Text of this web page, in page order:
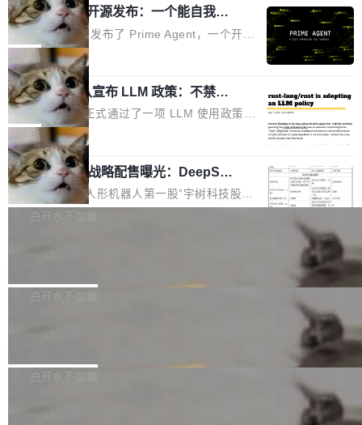
（OHDD：OpenHarmony Hardware Develope
r Day）将在杭州启航。活动面向智能硬件产业
链企业和开发者，邀请行业专家与资深技术顾
问，围绕开源鸿蒙技术能力、设备适配、芯片适
配、功耗与稳定性调优、兼容性测评及统一互联
等内容展开系统讲解和实战交流，帮助企业进一
步了解开源鸿蒙在智能...
障无法工作。Pages、Copilot code review、C
opilot coding agent 全部受影响。从检测到完全
恢复，大约 12 小时。 这是 2026 年 8 月的第六
起事故，其中四起与 AI/Copilot 服务相关。 Git
Hub 员工 kdaigle 在 HN 讨论中贴出了一组数
据：2025 年全年 10 亿次 commit。现在，每周
2.75 亿次，全年预计 140 亿次。GitHub...
Prime Agent 开源发布：一个能自我改
进的编程 Agent，ARC-AGI 3 超越人类
专家基线
Prime Intellect 发布了 Prime Agent，一个开源
的编程 Agent Harness，核心设计围绕两个抽
象：Recursive Language Model（RLM）和 C
ontinual Harness。在 ARC-AGI 3 基准测试
上，Prime Agent + Opus 5 的组合达到了 95.
5% RHAE Best@1，超过了 ARC 报告的人类专
家基线 95.4%。 不是又一个 coding agent 包装
器 Prime Agent 的架构和市面上大多数 coding
agent 有本质区别。大多数 agent harness 的设
计是基于早期模型的能力—...
局
Rust 项目团队宣布 LLM 政策：不禁
止，但你要承认哪些代码不是你写的
Rust 语言项目正式通过了一项 LLM 使用政策，
覆盖 rust-lang/rust 单一仓库的代码贡献。这不
是项目级别的官方立场，目前由五个团队采纳，
但它可能是主流开源项目中关于 AI 辅助贡献最
细致的一份规则。 政策的核心只有一句话：LLM
可以用来分析、提炼、审阅、建议，但不能用来
不得生成涉及安全性的关键变更，除非作者本身
局
宇树科技 IPO 战略配售曝光：DeepSe
ek 获配 93.3 万股，锁定 36 个月
8月6日晚间，“人形机器人第一股”宇树科技股份
有限公司披露IPO发行价格及战略配售结果，杭
36个月。 公告显示，本次宇树科技战略配售对
员工参与设立的专项资产管理计划。其中，Dee
白开水不加糖
Bug fixes and enhancements 修复多次传递同
一个回归问题，该问题导致拉取镜像时会拒绝包
白开水不加糖
e 孵化器项目管理委员会（IPMC）投票中获得
白开水不加糖